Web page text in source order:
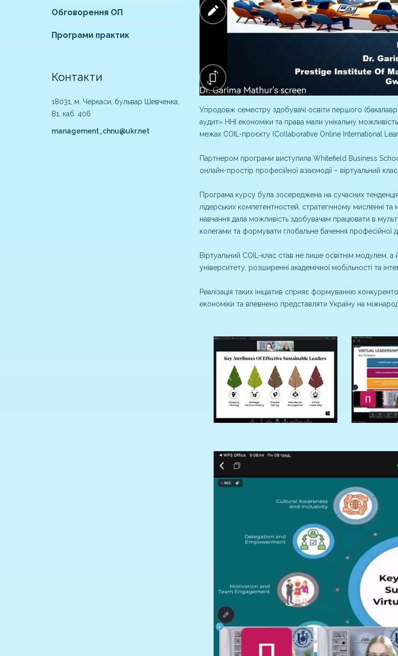
Обговорення ОП
Програми практик
Контакти
18031, м. Черкаси, бульвар Шевченка,
81, каб. 406
management_chnu@ukr.net
Упродовж семестру здобувачі освіти першого
аудит» ННІ економіки та права мали унікальну
межах COIL-проєкту (Collaborative Online International
Партнером програми виступила Whitefield Business
онлайн-простір професійної взаємодії – віртуальний
Програма курсу була зосереджена на сучасних
лідерських компетентностей, стратегічному мисленні
навчання дала можливість здобувачам працювати в
колегами та формувати глобальне бачення професійної
Віртуальний COIL-клас став не лише освітнім модулем,
університету, розширенні академічної мобільності та
Реалізація таких ініціатив сприяє формуванню
економіки та впевнено представляти Україну на